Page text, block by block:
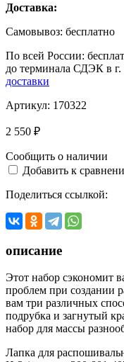
Доставка:
Самовывоз: бесплатно
По всей России:
до терминала СДЭК в г.
доставки
Артикул: 170322
2 550 ₽
Сообщить о наличии
Добавить к
Поделиться ссылкой:
описание
Этот набор сэкономит
проблем при создании
вам три различных
подрубка и загнутый
набор для массы
Лапка для